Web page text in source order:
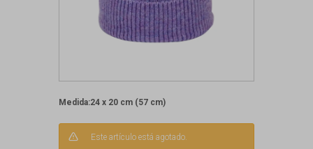
Medida:24 x 20 cm (57 cm)
Este artículo está agotado.